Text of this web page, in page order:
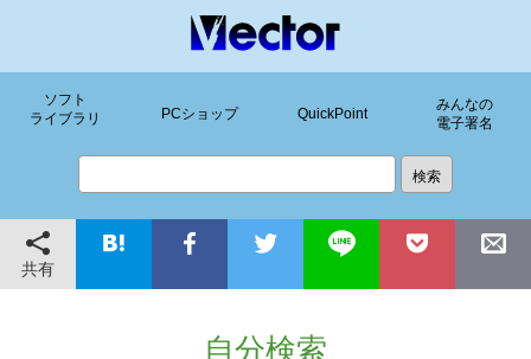
ソフト
ライブラリ
PCショップ QuickPoint
みんなの
電子署名
共有
自分検索